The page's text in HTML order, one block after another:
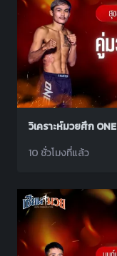
10 ชั่วโมงที่แล้ว